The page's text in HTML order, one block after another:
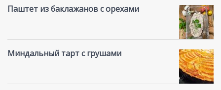
Паштет из баклажанов с орехами
Миндальный тарт с грушами